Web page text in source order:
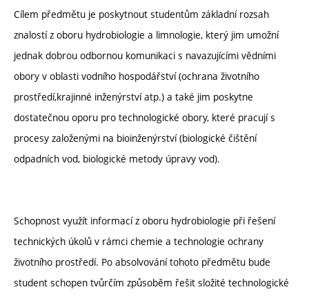
Cílem předmětu je poskytnout studentům základní rozsah
znalostí z oboru hydrobiologie a limnologie, který jim umožní
jednak dobrou odbornou komunikaci s navazujícími vědními
obory v oblasti vodního hospodářství (ochrana životního
prostředí,krajinné inženýrství atp.) a také jim poskytne
dostatečnou oporu pro technologické obory, které pracují s
procesy založenými na bioinženýrství (biologické čištění
odpadních vod, biologické metody úpravy vod).
Schopnost využít informací z oboru hydrobiologie při řešení
technických úkolů v rámci chemie a technologie ochrany
životního prostředí. Po absolvování tohoto předmětu bude
student schopen tvůrčím způsoběm řešit složité technologické